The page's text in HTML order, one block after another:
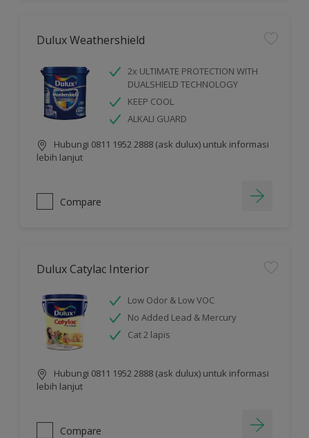
Dulux Weathershield
2x ULTIMATE PROTECTION WITH
DUALSHIELD TECHNOLOGY
KEEP COOL
ALKALI GUARD
Hubungi 0811 1952 2888 (ask dulux) untuk informasi
lebih lanjut
Compare
Dulux Catylac Interior
Low Odor & Low VOC
No Added Lead & Mercury
Cat 2 lapis
Hubungi 0811 1952 2888 (ask dulux) untuk informasi
lebih lanjut
Compare